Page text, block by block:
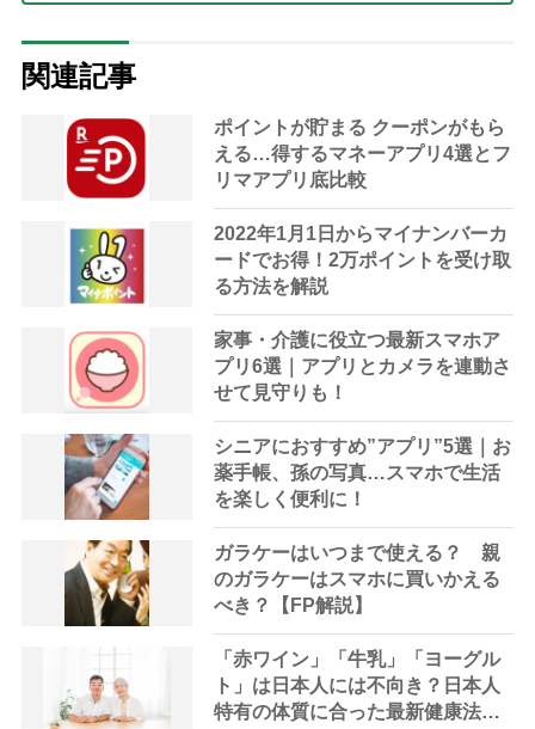
関連記事
ポイントが貯まる クーポンがもら
える…得するマネーアプリ4選とフ
リマアプリ底比較
2022年1月1日からマイナンバーカ
ードでお得！2万ポイントを受け取
る方法を解説
家事・介護に役立つ最新スマホア
プリ6選｜アプリとカメラを連動さ
せて見守りも！
シニアにおすすめ”アプリ”5選｜お
薬手帳、孫の写真…スマホで生活
を楽しく便利に！
ガラケーはいつまで使える？ 親
のガラケーはスマホに買いかえる
べき？【FP解説】
「赤ワイン」「牛乳」「ヨーグル
ト」は日本人には不向き？日本人
特有の体質に合った最新健康法を